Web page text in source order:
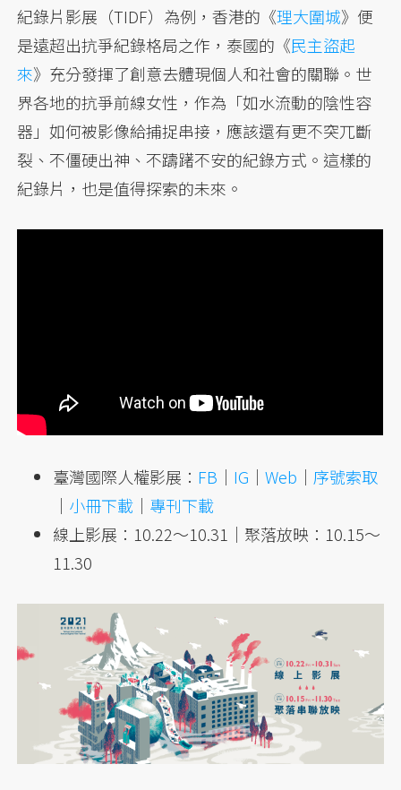
紀錄片影展（TIDF）為例，香港的《理大圍城》便
是遠超出抗爭紀錄格局之作，泰國的《民主盜起
來》充分發揮了創意去體現個人和社會的關聯。世
界各地的抗爭前線女性，作為「如水流動的陰性容
器」如何被影像給捕捉串接，應該還有更不突兀斷
裂、不僵硬出神、不躊躇不安的紀錄方式。這樣的
紀錄片，也是值得探索的未來。
臺灣國際人權影展： FB ｜ IG ｜Web ｜ 序號索取
｜ 小冊下載 ｜ 專刊下載
線上影展：10.22～10.31｜聚落放映：10.15～
11.30